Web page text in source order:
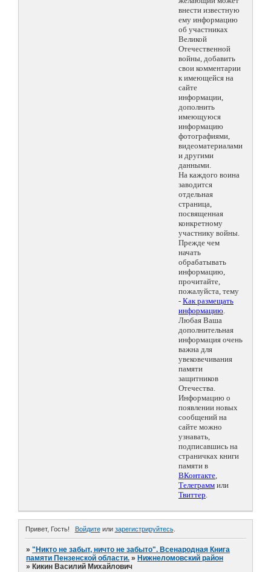
внести известную
ему информацию
об участниках
Великой
Отечественной
войны, добавить
свои комментарии
к имеющейся на
сайте
информации,
дополнить
имеющуюся
информацию
фотографиями,
видеоматериалами
и другими
данными.
На каждого воина
заводится
отдельная
страница,
посвященная
конкретному
участнику войны.
Прежде чем
начать
обрабатывать
информацию,
прочитайте,
пожалуйста, тему
- Как размещать
информацию.
Любая Ваша
дополнительная
информация очень
важна для
увековечивания
памяти
защитников
Отечества.
Информацию о
появлении новых
сообщений на
сайте можно
узнавать,
подписавшись на
страничках книги
памяти в
ВКонтакте,
Телеграмм или
Твиттер.
Привет, Гость! Войдитеили зарегистрируйтесь.
»"Никто не забыт, ничто не забыто". Всенародная Книга
памяти Пензенской области. » Нижнеломовский район
» Кикин Василий Михайлович